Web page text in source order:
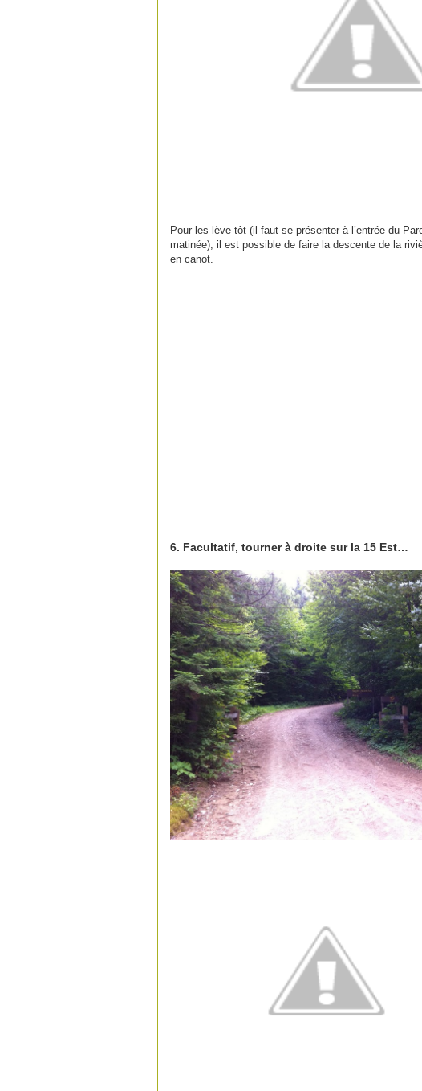
Pour les lève-tôt (il faut se présenter à l’entrée du
matinée), il est possible de faire la descente de la
en canot.
6. Facultatif, tourner à droite sur la 15 Est…